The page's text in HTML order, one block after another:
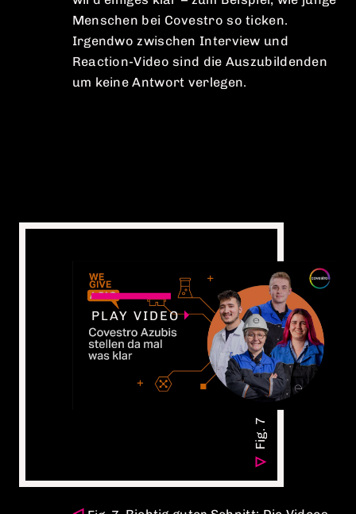
wird einiges klar – zum Beispiel, wie junge
Menschen bei Covestro so ticken.
Irgendwo zwischen Interview und
Reaction-Video sind die Auszubildenden
um keine Antwort verlegen.
PLAY VIDEO